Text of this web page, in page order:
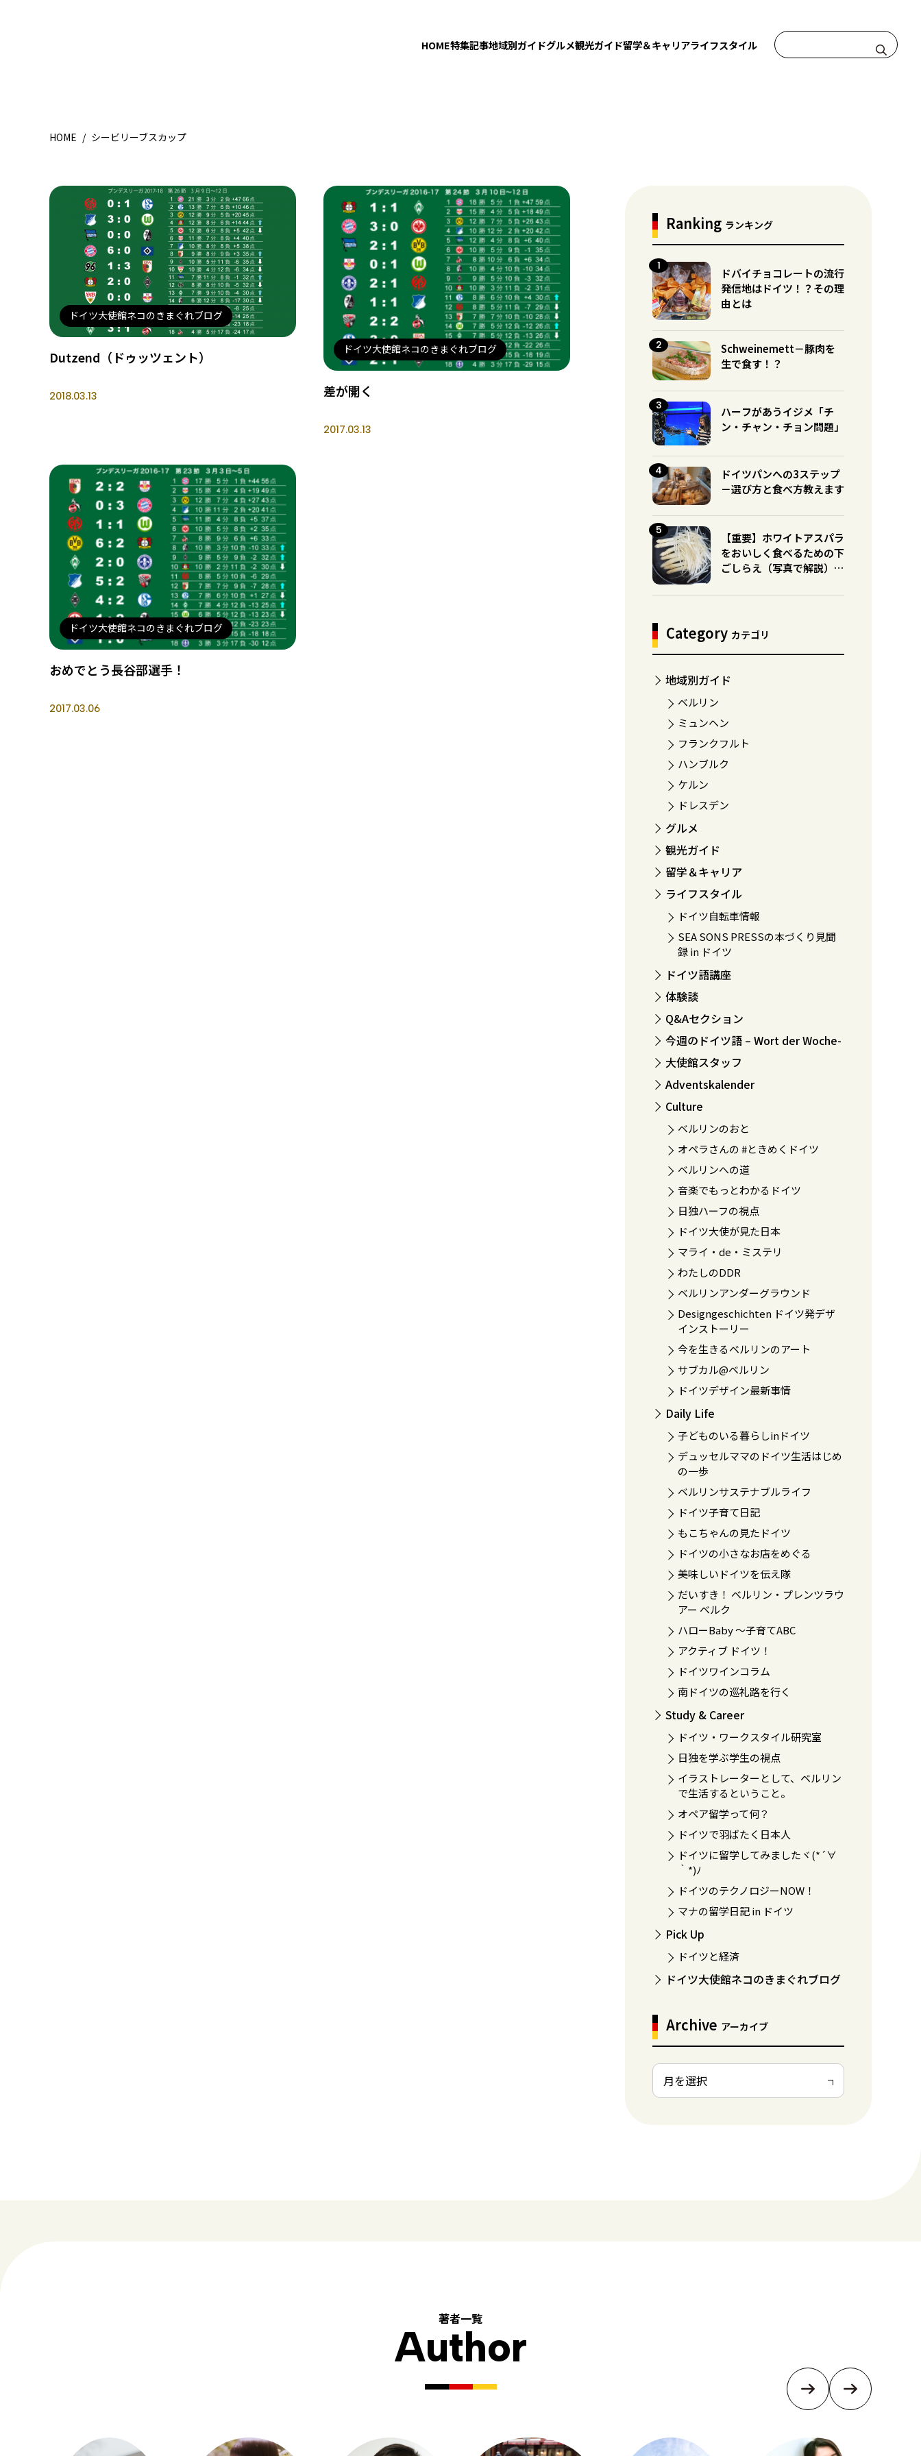
HOME特集記事地域別ガイドグルメ観光ガイド留学＆キャリアライフスタイル
HOME / シービリーブスカップ
ドイツ大使館ネコのきまぐれブログ
Dutzend（ドゥッツェント）
2018.03.13
ドイツ大使館ネコのきまぐれブログ
差が開く
2017.03.13
ドイツ大使館ネコのきまぐれブログ
おめでとう長谷部選手！
2017.03.06
Ranking ランキング
ドバイチョコレートの流行
発信地はドイツ！？その理
由とは
Schweinemett－豚肉を
生で食す！？
ハーフがあうイジメ「チ
ン・チャン・チョン問題」
ドイツパンへの3ステップ
－選び方と食べ方教えます
【重要】ホワイトアスパラ
をおいしく食べるための下
ごしらえ（写真で解説）※
Category カテゴリ
地域別ガイド
ベルリン
ミュンヘン
フランクフルト
ハンブルク
ケルン
ドレスデン
グルメ
観光ガイド
留学＆キャリア
ライフスタイル
ドイツ自転車情報
SEA SONS PRESSの本づくり見聞
録 in ドイツ
ドイツ語講座
体験談
Q&Aセクション
今週のドイツ語 – Wort der Woche-
大使館スタッフ
Adventskalender
Culture
ベルリンのおと
オペラさんの #ときめくドイツ
ベルリンへの道
音楽でもっとわかるドイツ
日独ハーフの視点
ドイツ大使が見た日本
マライ・de・ミステリ
わたしのDDR
ベルリンアンダーグラウンド
Designgeschichten ドイツ発デザ
インストーリー
今を生きるベルリンのアート
サブカル@ベルリン
ドイツデザイン最新事情
Daily Life
子どものいる暮らしinドイツ
デュッセルママのドイツ生活はじめ
の一歩
ベルリンサステナブルライフ
ドイツ子育て日記
もこちゃんの見たドイツ
ドイツの小さなお店をめぐる
美味しいドイツを伝え隊
だいすき！ ベルリン・プレンツラウ
アー ベルク
ハローBaby 〜子育てABC
アクティブ ドイツ！
ドイツワインコラム
南ドイツの巡礼路を行く
Study & Career
ドイツ・ワークスタイル研究室
日独を学ぶ学生の視点
イラストレーターとして、ベルリン
で生活するということ。
オペア留学って何？
ドイツで羽ばたく日本人
ドイツに留学してみましたヾ(*´∀
｀*)ﾉ
ドイツのテクノロジーNOW！
マナの留学日記 in ドイツ
Pick Up
ドイツと経済
ドイツ大使館ネコのきまぐれブログ
Archive アーカイブ
著者一覧
Author